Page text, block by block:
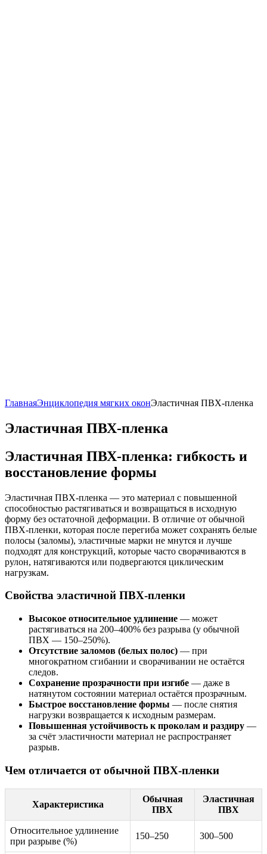
ГлавнаяЭнциклопедия мягких оконЭластичная ПВХ-пленка
Эластичная ПВХ-пленка
Эластичная ПВХ-пленка: гибкость и
восстановление формы
Эластичная ПВХ-пленка — это материал с повышенной
способностью растягиваться и возвращаться в исходную
форму без остаточной деформации. В отличие от обычной
ПВХ-пленки, которая после перегиба может сохранять белые
полосы (заломы), эластичные марки не мнутся и лучше
подходят для конструкций, которые часто сворачиваются в
рулон, натягиваются или подвергаются циклическим
нагрузкам.
Свойства эластичной ПВХ-пленки
Высокое относительное удлинение — может
растягиваться на 200–400% без разрыва (у обычной
ПВХ — 150–250%).
Отсутствие заломов (белых полос) — при
многократном сгибании и сворачивании не остаётся
следов.
Сохранение прозрачности при изгибе — даже в
натянутом состоянии материал остаётся прозрачным.
Быстрое восстановление формы — после снятия
нагрузки возвращается к исходным размерам.
Повышенная устойчивость к проколам и раздиру —
за счёт эластичности материал не распространяет
разрыв.
Чем отличается от обычной ПВХ-пленки
Характеристика
Обычная
ПВХ
Эластичная
ПВХ
Относительное удлинение
при разрыве (%)
150–250 300–500